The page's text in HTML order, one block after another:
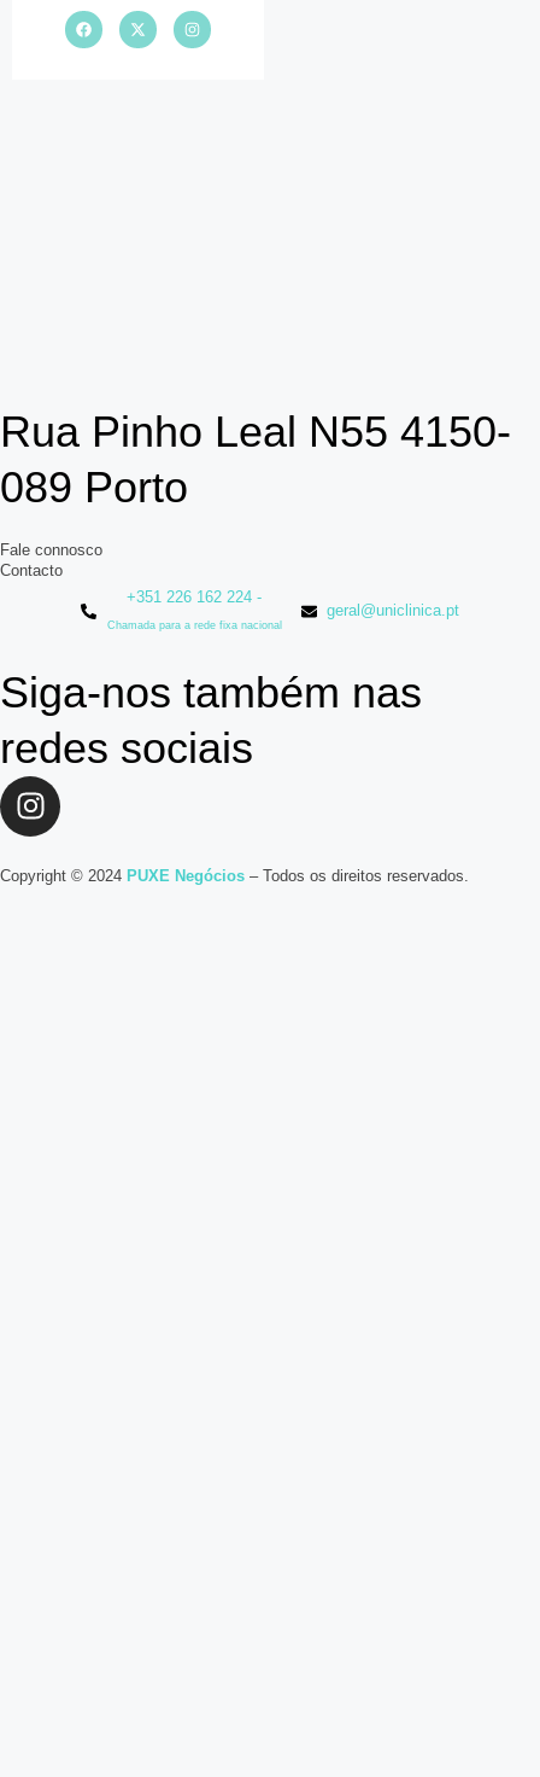
Rua Pinho Leal N55 4150-
089 Porto
Fale connosco
Contacto
+351 226 162 224 -
Chamada para a rede fixa nacional
geral@uniclinica.pt
Siga-nos também nas
redes sociais
Copyright © 2024 PUXE Negócios – Todos os direitos reservados.